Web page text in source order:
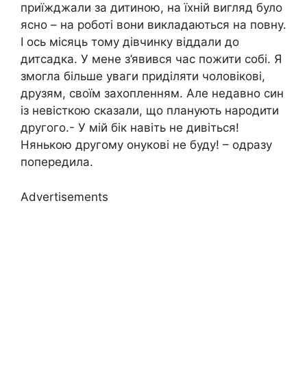
приїжджали за дитиною, на їхній вигляд було
ясно – на роботі вони викладаються на повну.
І ось місяць тому дівчинку віддали до
дитсадка. У мене з’явився час пожити собі. Я
змогла більше уваги приділяти чоловікові,
друзям, своїм захопленням. Але недавно син
із невісткою сказали, що планують народити
другого.- У мій бік навіть не дивіться!
Нянькою другому онукові не буду! – одразу
попередила.
Advertisements